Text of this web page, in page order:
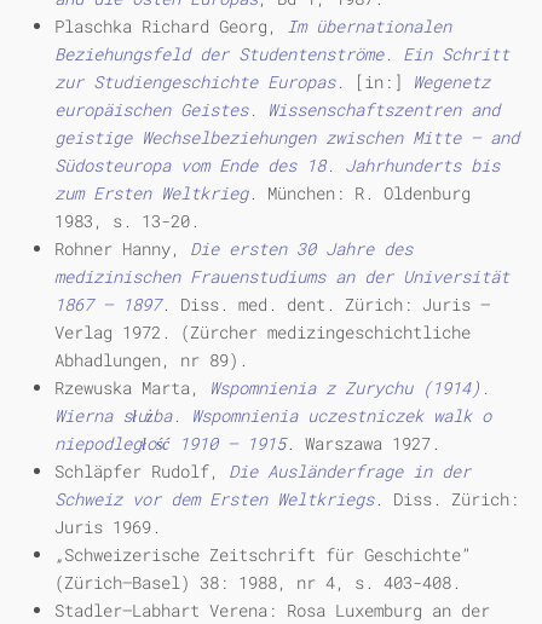
Plaschka Richard Georg, Im übernationalen
Beziehungsfeld der Studentenströme. Ein Schritt
zur Studiengeschichte Europas.
[in:]
Wegenetz
europäischen Geistes. Wissenschaftszentren and
geistige Wechselbeziehungen zwischen Mitte — and
Südosteuropa vom Ende des 18. Jahrhunderts bis
zum Ersten Weltkrieg. München: R. Oldenburg
1983, s. 13-20.
Rohner Hanny, Die ersten 30 Jahre des
medizinischen Frauenstudiums an der Universität
1867 — 1897. Diss. med. dent. Zürich: Juris —
Verlag 1972. (Zürcher medizingeschichtliche
Abhadlungen, nr 89).
Rzewuska Marta,
Wspomnienia z Zurychu (1914).
Wierna służba. Wspomnienia uczestniczek walk o
niepodległość 1910 — 1915. Warszawa 1927.
Schläpfer Rudolf, Die Ausländerfrage in der
Schweiz vor dem Ersten Weltkriegs. Diss. Zürich:
Juris 1969.
„Schweizerische Zeitschrift für Geschichte”
(Zürich—Basel) 38: 1988, nr 4, s. 403-408.
Stadler—Labhart Verena: Rosa Luxemburg an der